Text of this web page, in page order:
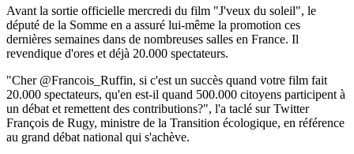
Avant la sortie officielle mercredi du film "J'veux du soleil", le
député de la Somme en a assuré lui-même la promotion ces
dernières semaines dans de nombreuses salles en France. Il
revendique d'ores et déjà 20.000 spectateurs.
"Cher @Francois_Ruffin, si c'est un succès quand votre film fait
20.000 spectateurs, qu'en est-il quand 500.000 citoyens participent à
un débat et remettent des contributions?", l'a taclé sur Twitter
François de Rugy, ministre de la Transition écologique, en référence
au grand débat national qui s'achève.